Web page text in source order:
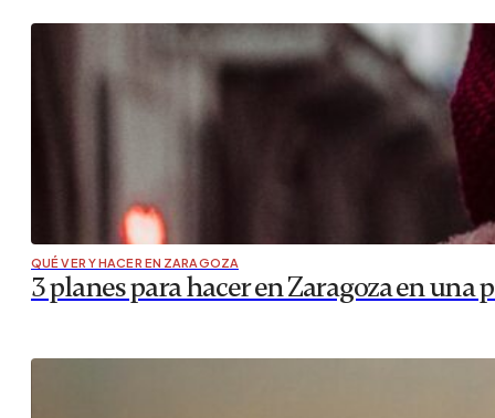
QUÉ VER Y HACER EN ZARAGOZA
3 planes para hacer en Zaragoza en una